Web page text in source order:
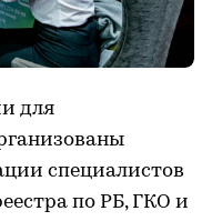
для
специалистов
по РБ, ГКО и